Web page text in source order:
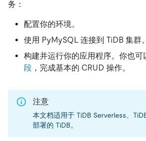
务：
配置你的环境。
使用 PyMySQL 连接到 TiDB 集群。
构建并运行你的应用程序。你也可
段 ，完成基本的 CRUD 操作。
注意
本文档适用于 TiDB Serverless、
部署的 TiDB。